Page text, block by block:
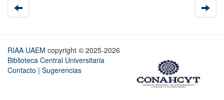
RIAA UAEM copyright © 2025-2026
Biblioteca Central Universitaria
Contacto | Sugerencias